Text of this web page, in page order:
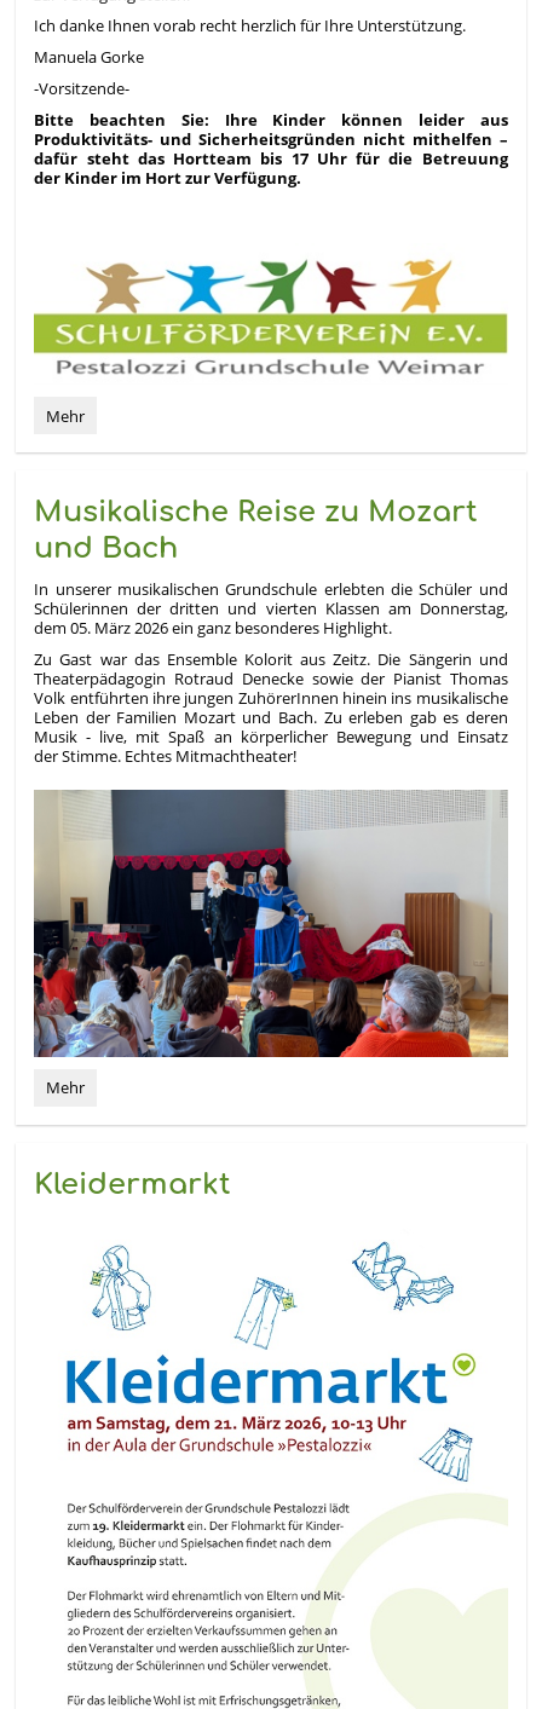
Ich danke Ihnen vorab recht herzlich für Ihre Unterstützung.
Manuela Gorke
-Vorsitzende-
Bitte beachten Sie: Ihre Kinder können leider aus
Produktivitäts- und Sicherheitsgründen nicht mithelfen –
dafür steht das Hortteam bis 17 Uhr für die Betreuung
der Kinder im Hort zur Verfügung.
„Ab
Beet
Mehr
Musikalische Reise zu Mozart
und Bach
In unserer musikalischen Grundschule erlebten die Schüler und
Schülerinnen der dritten und vierten Klassen am Donnerstag,
dem 05. März 2026 ein ganz besonderes Highlight.
Zu Gast war das Ensemble Kolorit aus Zeitz. Die Sängerin und
Theaterpädagogin Rotraud Denecke sowie der Pianist Thomas
Volk entführten ihre jungen ZuhörerInnen hinein ins musikalische
Leben der Familien Mozart und Bach. Zu erleben gab es deren
Musik - live, mit Spaß an körperlicher Bewegung und Einsatz
der Stimme. Echtes Mitmachtheater!
Musikalische
zu
und
Bach:
Mehr
Kleidermarkt